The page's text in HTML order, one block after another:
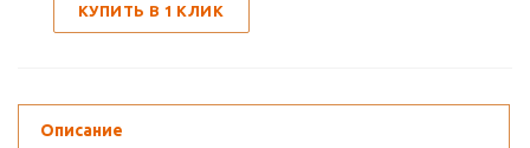
КУПИТЬ В 1 КЛИК
Описание